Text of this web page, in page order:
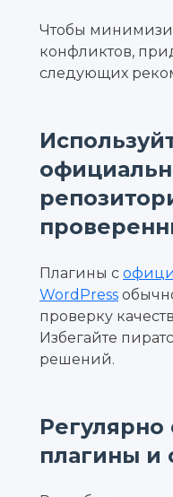
Чтобы
конфликтов,
следующих
Плагины с
WordPress
проверку
Избегайте
решений.
Регулярно
плагины и